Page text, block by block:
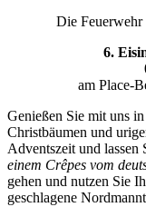
Die Feuerwehr
6.
am Place-
Genießen Sie mit uns
Christbäumen und
Adventszeit und lassen
einem Crêpes vom
gehen und nutzen Sie
geschlagene